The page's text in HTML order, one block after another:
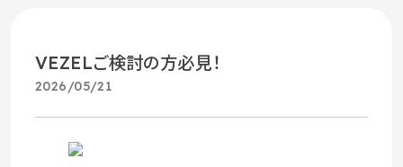
VEZELご検討の方必見！
2026/05/21